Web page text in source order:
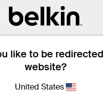
like to be
website?
United States